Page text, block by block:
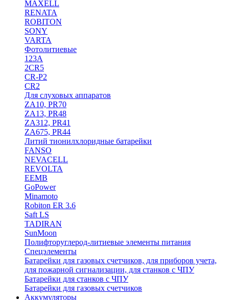
MAXELL
RENATA
ROBITON
SONY
VARTA
Фотолитиевые
123A
2CR5
CR-P2
CR2
Для слуховых аппаратов
ZA10, PR70
ZA13, PR48
ZA312, PR41
ZA675, PR44
Литий тионилхлоридные батарейки
FANSO
NEVACELL
REVOLTA
EEMB
GoPower
Minamoto
Robiton ER 3.6
Saft LS
TADIRAN
SunMoon
Полифторуглерод-литиевые элементы питания
Спецэлементы
Батарейки для газовых счетчиков, для приборов учета,
для пожарной сигнализации, для станков с ЧПУ
Батарейки для станков с ЧПУ
Батарейки для газовых счетчиков
Аккумуляторы